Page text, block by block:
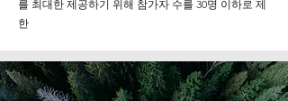
를 최대한 제공하기 위해 참가자 수를 30명 이하로 제
한